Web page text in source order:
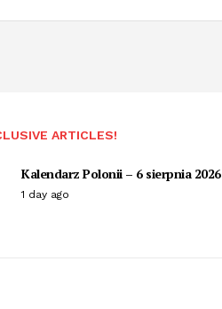
ARTICLES!
Kalendarz Polonii – 6 sierpnia 2026
1 day ago